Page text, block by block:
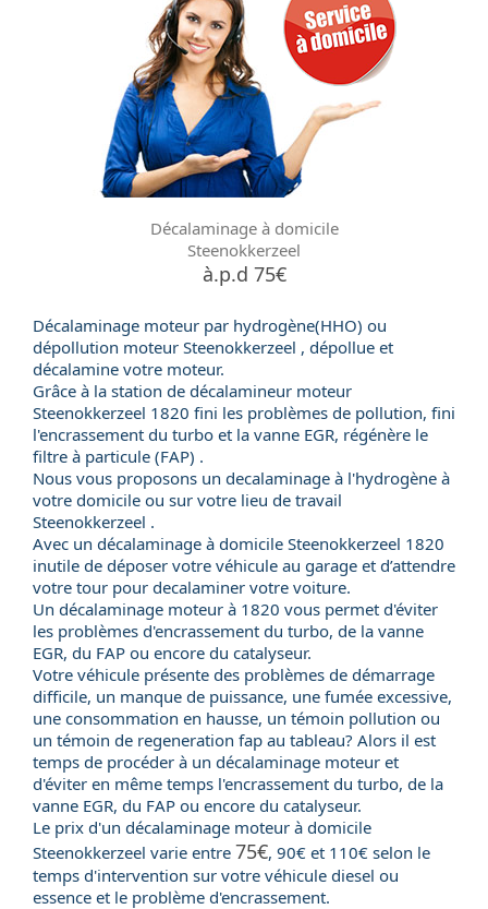
Décalaminage à domicile
Steenokkerzeel
à.p.d 75€
Décalaminage moteur par hydrogène(HHO) ou
dépollution moteur Steenokkerzeel , dépollue et
décalamine votre moteur.
Grâce à la station de décalamineur moteur
Steenokkerzeel 1820 fini les problèmes de pollution, fini
l'encrassement du turbo et la vanne EGR, régénère le
filtre à particule (FAP) .
Nous vous proposons un decalaminage à l'hydrogène à
votre domicile ou sur votre lieu de travail
Steenokkerzeel .
Avec un décalaminage à domicile Steenokkerzeel 1820
inutile de déposer votre véhicule au garage et d’attendre
votre tour pour decalaminer votre voiture.
Un décalaminage moteur à 1820 vous permet d'éviter
les problèmes d'encrassement du turbo, de la vanne
EGR, du FAP ou encore du catalyseur.
Votre véhicule présente des problèmes de démarrage
difficile, un manque de puissance, une fumée excessive,
une consommation en hausse, un témoin pollution ou
un témoin de regeneration fap au tableau? Alors il est
temps de procéder à un décalaminage moteur et
d'éviter en même temps l'encrassement du turbo, de la
vanne EGR, du FAP ou encore du catalyseur.
Le prix d'un décalaminage moteur à domicile
Steenokkerzeel varie entre 75€, 90€ et 110€ selon le
temps d'intervention sur votre véhicule diesel ou
essence et le problème d'encrassement.